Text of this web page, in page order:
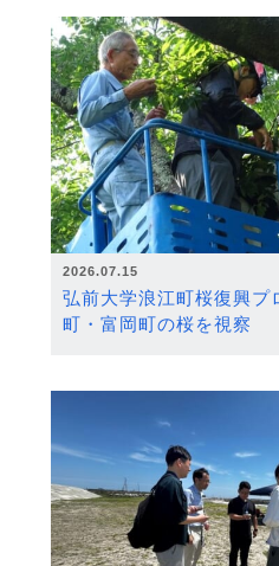
2026.07.15
弘前大学浪江町桜復興
町・富岡町の桜を視察